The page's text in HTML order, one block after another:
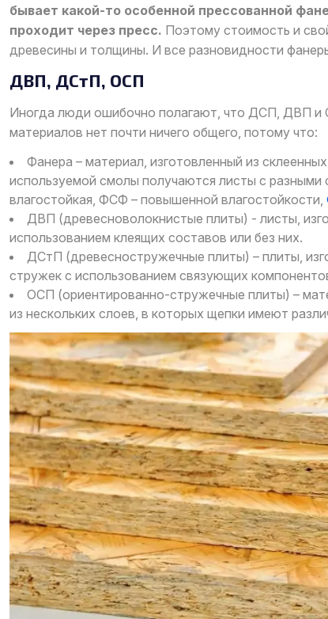
бывает какой-то особенной прессованной
проходит через пресс. Поэтому стоимость и
древесины и толщины. И все разновидности
ДВП, ДСтП, ОСП
Иногда люди ошибочно полагают, что ДСП, ДВП и
материалов нет почти ничего общего, потому что:
Фанера – материал, изготовленный из
используемой смолы получаются листы с
влагостойкая, ФСФ – повышенной влагостойкости,
ДВП (древесноволокнистые плиты) - листы,
использованием клеящих составов или без них.
ДСтП (древесностружечные плиты) – плиты,
стружек с использованием связующих
ОСП (ориентированно-стружечные плиты) –
из нескольких слоев, в которых щепки имеют